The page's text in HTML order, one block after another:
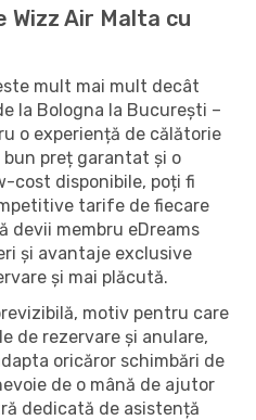
Air Malta cu
mult mai mult decât
la Bologna la București –
o experiență de călătorie
preț garantat și o
cost disponibile, poți fi
tarife de fiecare
devii membru eDreams
și avantaje exclusive
și mai plăcută.
motiv pentru care
de rezervare și anulare,
oricăror schimbări de
de o mână de ajutor
dedicată de asistență